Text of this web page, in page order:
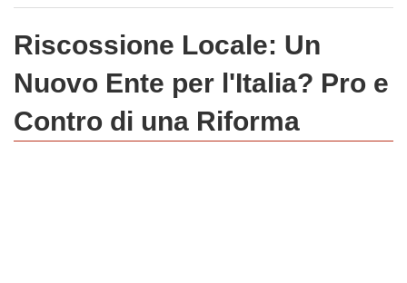
Riscossione Locale: Un
Nuovo Ente per l'Italia? Pro e
Contro di una Riforma